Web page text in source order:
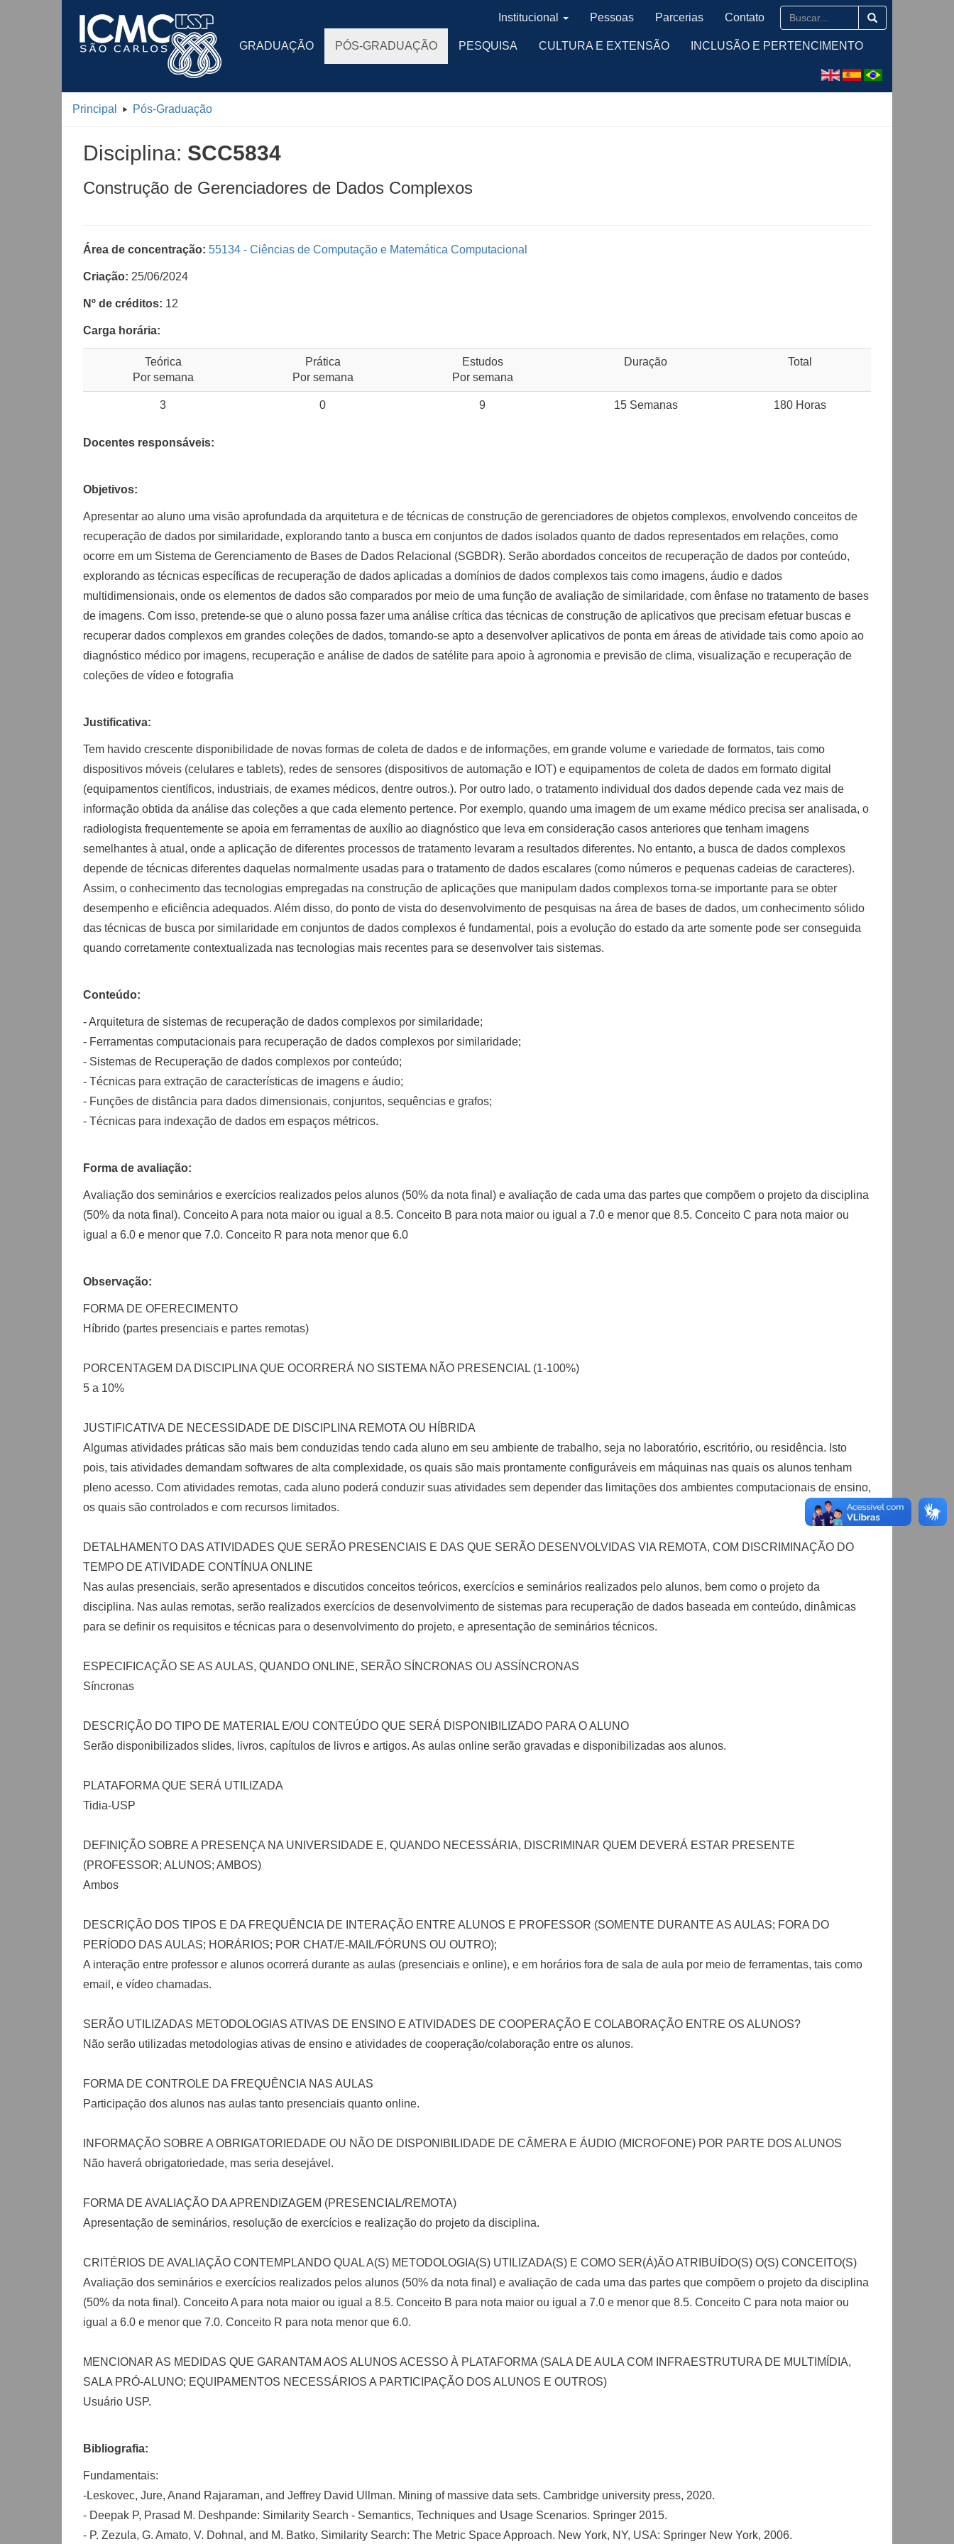
GRADUAÇÃO PÓS-GRADUAÇÃO PESQUISA CULTURA E EXTENSÃO INCLUSÃO E PERTENCIMENTO
Institucional Pessoas Parcerias Contato
Principal Pós-Graduação
Disciplina: SCC5834
Construção de Gerenciadores de Dados Complexos
Área de concentração: 55134 - Ciências de Computação e Matemática Computacional
Criação: 25/06/2024
Nº de créditos: 12
Carga horária:
Teórica
Por semana
Prática
Por semana
Estudos
Por semana
Duração Total
3 0 9 15 Semanas 180 Horas
Docentes responsáveis:
Objetivos:
Apresentar ao aluno uma visão aprofundada da arquitetura e de técnicas de construção de gerenciadores de objetos complexos, envolvendo conceitos de
recuperação de dados por similaridade, explorando tanto a busca em conjuntos de dados isolados quanto de dados representados em relações, como
ocorre em um Sistema de Gerenciamento de Bases de Dados Relacional (SGBDR). Serão abordados conceitos de recuperação de dados por conteúdo,
explorando as técnicas específicas de recuperação de dados aplicadas a domínios de dados complexos tais como imagens, áudio e dados
multidimensionais, onde os elementos de dados são comparados por meio de uma função de avaliação de similaridade, com ênfase no tratamento de bases
de imagens. Com isso, pretende-se que o aluno possa fazer uma análise crítica das técnicas de construção de aplicativos que precisam efetuar buscas e
recuperar dados complexos em grandes coleções de dados, tornando-se apto a desenvolver aplicativos de ponta em áreas de atividade tais como apoio ao
diagnóstico médico por imagens, recuperação e análise de dados de satélite para apoio à agronomia e previsão de clima, visualização e recuperação de
coleções de vídeo e fotografia
Justificativa:
Tem havido crescente disponibilidade de novas formas de coleta de dados e de informações, em grande volume e variedade de formatos, tais como
dispositivos móveis (celulares e tablets), redes de sensores (dispositivos de automação e IOT) e equipamentos de coleta de dados em formato digital
(equipamentos científicos, industriais, de exames médicos, dentre outros.). Por outro lado, o tratamento individual dos dados depende cada vez mais de
informação obtida da análise das coleções a que cada elemento pertence. Por exemplo, quando uma imagem de um exame médico precisa ser analisada, o
radiologista frequentemente se apoia em ferramentas de auxílio ao diagnóstico que leva em consideração casos anteriores que tenham imagens
semelhantes à atual, onde a aplicação de diferentes processos de tratamento levaram a resultados diferentes. No entanto, a busca de dados complexos
depende de técnicas diferentes daquelas normalmente usadas para o tratamento de dados escalares (como números e pequenas cadeias de caracteres).
Assim, o conhecimento das tecnologias empregadas na construção de aplicações que manipulam dados complexos torna-se importante para se obter
desempenho e eficiência adequados. Além disso, do ponto de vista do desenvolvimento de pesquisas na área de bases de dados, um conhecimento sólido
das técnicas de busca por similaridade em conjuntos de dados complexos é fundamental, pois a evolução do estado da arte somente pode ser conseguida
quando corretamente contextualizada nas tecnologias mais recentes para se desenvolver tais sistemas.
Conteúdo:
- Arquitetura de sistemas de recuperação de dados complexos por similaridade;
- Ferramentas computacionais para recuperação de dados complexos por similaridade;
- Sistemas de Recuperação de dados complexos por conteúdo;
- Técnicas para extração de características de imagens e áudio;
- Funções de distância para dados dimensionais, conjuntos, sequências e grafos;
- Técnicas para indexação de dados em espaços métricos.
Forma de avaliação:
Avaliação dos seminários e exercícios realizados pelos alunos (50% da nota final) e avaliação de cada uma das partes que compõem o projeto da disciplina
(50% da nota final). Conceito A para nota maior ou igual a 8.5. Conceito B para nota maior ou igual a 7.0 e menor que 8.5. Conceito C para nota maior ou
igual a 6.0 e menor que 7.0. Conceito R para nota menor que 6.0
Observação:
FORMA DE OFERECIMENTO
Híbrido (partes presenciais e partes remotas)
PORCENTAGEM DA DISCIPLINA QUE OCORRERÁ NO SISTEMA NÃO PRESENCIAL (1-100%)
5 a 10%
JUSTIFICATIVA DE NECESSIDADE DE DISCIPLINA REMOTA OU HÍBRIDA
Algumas atividades práticas são mais bem conduzidas tendo cada aluno em seu ambiente de trabalho, seja no laboratório, escritório, ou residência. Isto
pois, tais atividades demandam softwares de alta complexidade, os quais são mais prontamente configuráveis em máquinas nas quais os alunos tenham
pleno acesso. Com atividades remotas, cada aluno poderá conduzir suas atividades sem depender das limitações dos ambientes computacionais de ensino,
os quais são controlados e com recursos limitados.
DETALHAMENTO DAS ATIVIDADES QUE SERÃO PRESENCIAIS E DAS QUE SERÃO DESENVOLVIDAS VIA REMOTA, COM DISCRIMINAÇÃO DO
TEMPO DE ATIVIDADE CONTÍNUA ONLINE
Nas aulas presenciais, serão apresentados e discutidos conceitos teóricos, exercícios e seminários realizados pelo alunos, bem como o projeto da
disciplina. Nas aulas remotas, serão realizados exercícios de desenvolvimento de sistemas para recuperação de dados baseada em conteúdo, dinâmicas
para se definir os requisitos e técnicas para o desenvolvimento do projeto, e apresentação de seminários técnicos.
ESPECIFICAÇÃO SE AS AULAS, QUANDO ONLINE, SERÃO SÍNCRONAS OU ASSÍNCRONAS
Síncronas
DESCRIÇÃO DO TIPO DE MATERIAL E/OU CONTEÚDO QUE SERÁ DISPONIBILIZADO PARA O ALUNO
Serão disponibilizados slides, livros, capítulos de livros e artigos. As aulas online serão gravadas e disponibilizadas aos alunos.
PLATAFORMA QUE SERÁ UTILIZADA
Tidia-USP
DEFINIÇÃO SOBRE A PRESENÇA NA UNIVERSIDADE E, QUANDO NECESSÁRIA, DISCRIMINAR QUEM DEVERÁ ESTAR PRESENTE
(PROFESSOR; ALUNOS; AMBOS)
Ambos
DESCRIÇÃO DOS TIPOS E DA FREQUÊNCIA DE INTERAÇÃO ENTRE ALUNOS E PROFESSOR (SOMENTE DURANTE AS AULAS; FORA DO
PERÍODO DAS AULAS; HORÁRIOS; POR CHAT/E-MAIL/FÓRUNS OU OUTRO);
A interação entre professor e alunos ocorrerá durante as aulas (presenciais e online), e em horários fora de sala de aula por meio de ferramentas, tais como
email, e vídeo chamadas.
SERÃO UTILIZADAS METODOLOGIAS ATIVAS DE ENSINO E ATIVIDADES DE COOPERAÇÃO E COLABORAÇÃO ENTRE OS ALUNOS?
Não serão utilizadas metodologias ativas de ensino e atividades de cooperação/colaboração entre os alunos.
FORMA DE CONTROLE DA FREQUÊNCIA NAS AULAS
Participação dos alunos nas aulas tanto presenciais quanto online.
INFORMAÇÃO SOBRE A OBRIGATORIEDADE OU NÃO DE DISPONIBILIDADE DE CÂMERA E ÁUDIO (MICROFONE) POR PARTE DOS ALUNOS
Não haverá obrigatoriedade, mas seria desejável.
FORMA DE AVALIAÇÃO DA APRENDIZAGEM (PRESENCIAL/REMOTA)
Apresentação de seminários, resolução de exercícios e realização do projeto da disciplina.
CRITÉRIOS DE AVALIAÇÃO CONTEMPLANDO QUAL A(S) METODOLOGIA(S) UTILIZADA(S) E COMO SER(Á)ÃO ATRIBUÍDO(S) O(S) CONCEITO(S)
Avaliação dos seminários e exercícios realizados pelos alunos (50% da nota final) e avaliação de cada uma das partes que compõem o projeto da disciplina
(50% da nota final). Conceito A para nota maior ou igual a 8.5. Conceito B para nota maior ou igual a 7.0 e menor que 8.5. Conceito C para nota maior ou
igual a 6.0 e menor que 7.0. Conceito R para nota menor que 6.0.
MENCIONAR AS MEDIDAS QUE GARANTAM AOS ALUNOS ACESSO À PLATAFORMA (SALA DE AULA COM INFRAESTRUTURA DE MULTIMÍDIA,
SALA PRÓ-ALUNO; EQUIPAMENTOS NECESSÁRIOS A PARTICIPAÇÃO DOS ALUNOS E OUTROS)
Usuário USP.
Bibliografia:
Fundamentais:
-Leskovec, Jure, Anand Rajaraman, and Jeffrey David Ullman. Mining of massive data sets. Cambridge university press, 2020.
- Deepak P, Prasad M. Deshpande: Similarity Search - Semantics, Techniques and Usage Scenarios. Springer 2015.
- P. Zezula, G. Amato, V. Dohnal, and M. Batko, Similarity Search: The Metric Space Approach. New York, NY, USA: Springer New York, 2006.